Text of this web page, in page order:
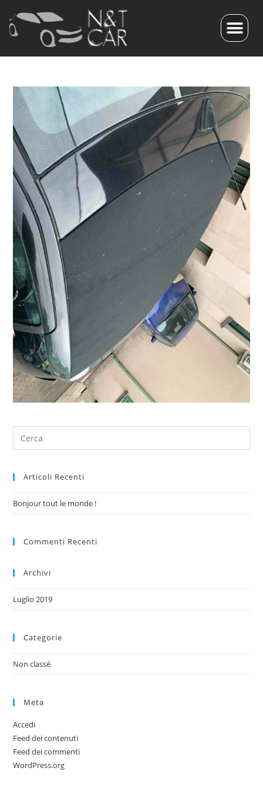
Articoli Recenti
Bonjour tout le monde !
Commenti Recenti
Archivi
Luglio 2019
Categorie
Non classé
Meta
Accedi
Feed dei contenuti
Feed dei commenti
WordPress.org